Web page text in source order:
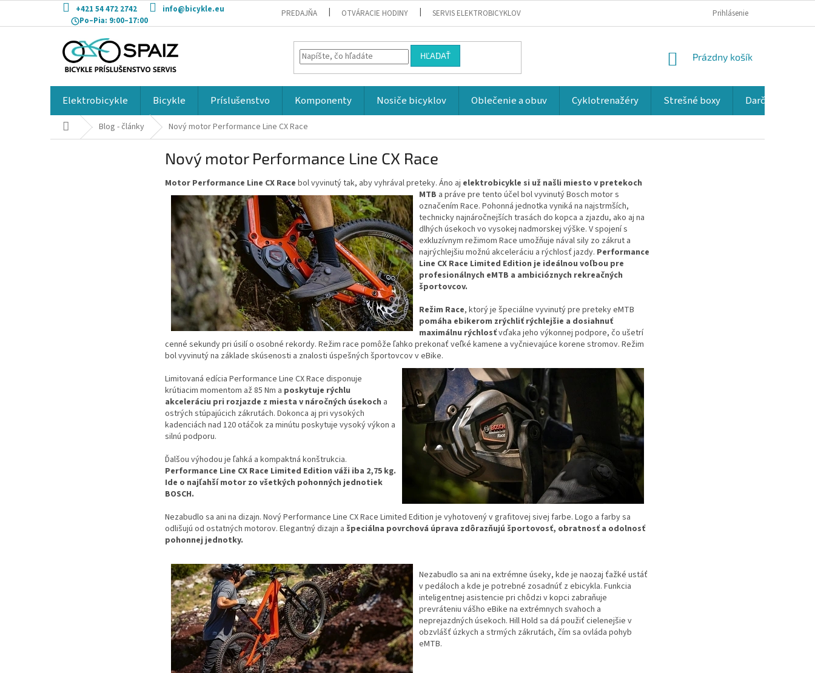
obsah
+421 54 472 2742
info@bicykle.eu
Po–Pia: 9:00–17:00
PREDAJŇA OTVÁRACIE HODINY SERVIS ELEKTROBICYKLOV Prihlásenie
HĽADAŤ
NÁKUPNÝ
Prázdny košík
Elektrobicykle Bicykle Príslušenstvo Komponenty Nosiče bicyklov Oblečenie a obuv Cyklotrenažéry Strešné boxy Darčekové
DomovBlog - články Nový motor Performance Line CX Race
Nový motor Performance Line CX Race
Motor Performance Line CX Race bol vyvinutý tak, aby vyhrával preteky. Áno aj elektrobicykle si už našli miesto v pretekoch
MTB a práve pre tento účel bol vyvinutý Bosch motor s
označením Race. Pohonná jednotka vyniká na najstrmších,
technicky najnáročnejších trasách do kopca a zjazdu, ako aj na
dlhých úsekoch vo vysokej nadmorskej výške. V spojení s
exkluzívnym režimom Race umožňuje nával sily zo zákrut a
najrýchlejšiu možnú akceleráciu a rýchlosť jazdy. Performance
Line CX Race Limited Edition je ideálnou voľbou pre
profesionálnych eMTB a ambicióznych rekreačných
športovcov.
Režim Race, ktorý je špeciálne vyvinutý pre preteky eMTB
pomáha ebikerom zrýchliť rýchlejšie a dosiahnuť
maximálnu rýchlosťvďaka jeho výkonnej podpore, čo ušetrí
cenné sekundy pri úsilí o osobné rekordy. Režim race pomôže ľahko prekonať veľké kamene a vyčnievajúce korene stromov. Režim
bol vyvinutý na základe skúsenosti a znalosti úspešných športovcov v eBike.
Limitovaná edícia Performance Line CX Race disponuje
krútiacim momentom až 85 Nm a poskytuje rýchlu
akceleráciu pri rozjazde z miesta v náročných úsekoch a
ostrých stúpajúcich zákrutách. Dokonca aj pri vysokých
kadenciách nad 120 otáčok za minútu poskytuje vysoký výkon a
silnú podporu.
Ďalšou výhodou je ľahká a kompaktná konštrukcia.
Performance Line CX Race Limited Edition váži iba 2,75 kg.
Ide o najľahší motor zo všetkých pohonných jednotiek
BOSCH.
Nezabudlo sa ani na dizajn. Nový Performance Line CX Race Limited Edition je vyhotovený v grafitovej sivej farbe. Logo a farby sa
odlišujú od ostatných motorov. Elegantný dizajn a špeciálna povrchová úprava zdôrazňujú športovosť, obratnosť a odolnosť
pohonnej jednotky.
Nezabudlo sa ani na extrémne úseky, kde je naozaj ťažké ustáť
v pedáloch a kde je potrebné zosadnúť z ebicykla. Funkcia
inteligentnej asistencie pri chôdzi v kopci zabraňuje
prevráteniu vášho eBike na extrémnych svahoch a
neprejazdných úsekoch. Hill Hold sa dá použiť cielenejšie v
obzvlášť úzkych a strmých zákrutách, čím sa ovláda pohyb
eMTB.